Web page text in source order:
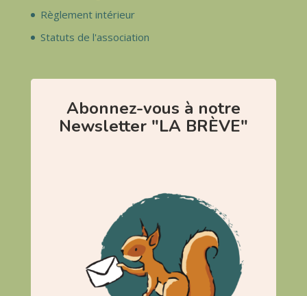
Règlement intérieur
Statuts de l'association
Abonnez-vous à notre
Newsletter "LA BRÈVE"